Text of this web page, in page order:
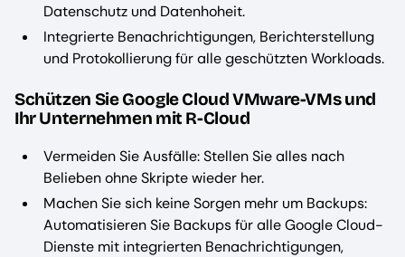
Datenschutz und Datenhoheit.
Integrierte Benachrichtigungen, Berichterstellung
und Protokollierung für alle geschützten Workloads.
Schützen Sie Google Cloud VMware-VMs und
Ihr Unternehmen mit R-Cloud
Vermeiden Sie Ausfälle: Stellen Sie alles nach
Belieben ohne Skripte wieder her.
Machen Sie sich keine Sorgen mehr um Backups:
Automatisieren Sie Backups für alle Google Cloud-
Dienste mit integrierten Benachrichtigungen,